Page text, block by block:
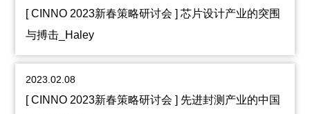
[ CINNO 2023新春策略研讨会 ] 芯片设计产业的突围
与搏击_Haley
2023.02.08
[ CINNO 2023新春策略研讨会 ] 先进封测产业的中国